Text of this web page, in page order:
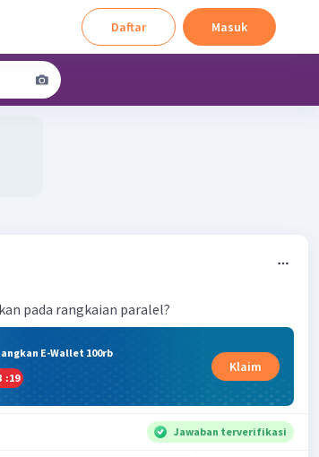
Daftar Masuk
pada rangkaian paralel?
E-Wallet 100rb
:19
Klaim
Jawaban terverifikasi